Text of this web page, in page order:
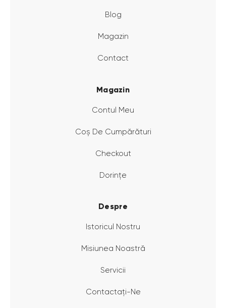
Blog
Magazin
Contact
Magazin
Contul Meu
Coș De Cumpărături
Checkout
Dorințe
Despre
Istoricul Nostru
Misiunea Noastră
Servicii
Contactați-Ne